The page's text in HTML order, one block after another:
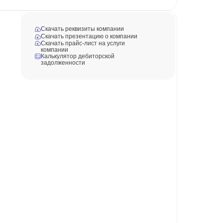
Скачать реквизиты компании
Скачать презентацию о компании
Скачать прайс-лист на услуги
компании
Калькулятор дебиторской
задолженности